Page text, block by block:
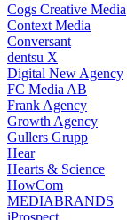
Cogs Creative Media
Context Media
Conversant
dentsu X
Digital New Agency
FC Media AB
Frank Agency
Growth Agency
Gullers Grupp
Hear
Hearts & Science
HowCom
MEDIABRANDS